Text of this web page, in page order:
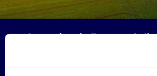
Haben Sie Einfluss auf
Lassen Sie Ihre Ware von oder